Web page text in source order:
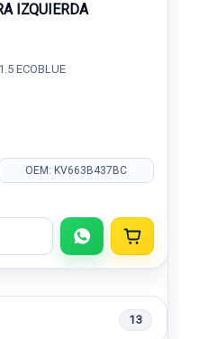
IZQUIERDA
ECOBLUE
OEM: KV663B437BC
13